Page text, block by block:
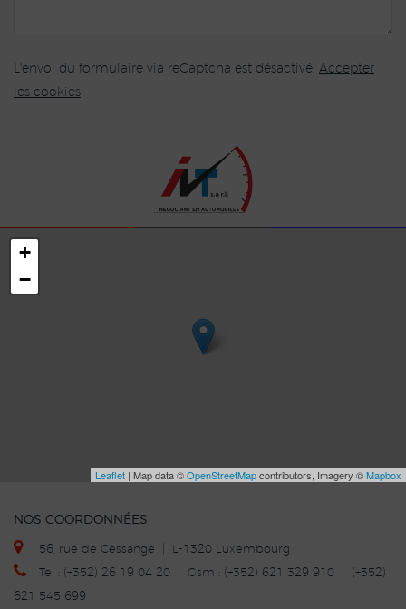
L'envoi du formulaire via reCaptcha est désactivé. Accepter
les cookies
+
−
Leaflet | Map data ©OpenStreetMapcontributors, Imagery ©Mapbox
NOS COORDONNÉES
56, rue de Cessange | L-1320 Luxembourg
Tel : (+352) 26 19 04 20 | Gsm : (+352) 621 329 910 | (+352)
621 545 699